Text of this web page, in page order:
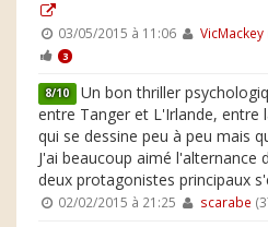
03/05/2015 à 11:06 VicMackey
3
8/10 Un bon thriller
entre Tanger et L'Irlande, entre
qui se dessine peu à peu mais
J'ai beaucoup aimé l'alternance
deux protagonistes principaux
02/02/2015 à 21:25 scarabe